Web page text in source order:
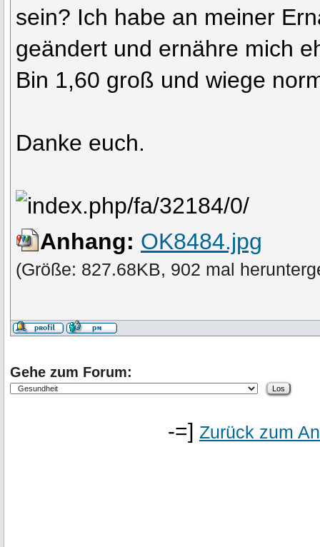
sein? Ich habe an meiner
geändert und ernähre mich
Bin 1,60 groß und wiege
Danke euch.
Anhang: OK8484.jpg
(Größe: 827.68KB, 902 mal
Gehe zum Forum:
-=] Zurück zum